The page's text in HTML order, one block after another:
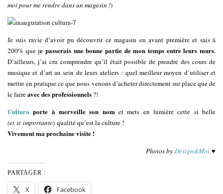
moi pour me rendre dans un magasin !)
Je suis ravie d’avoir pu découvrir ce magasin en avant première et sais à
200% que je passerais une bonne partie de mon temps entre leurs murs.
D’ailleurs, j’ai cru comprendre qu’il était possible de prendre des cours de
musique et d’art au sein de leurs ateliers : quel meilleur moyen d’utiliser et
mettre en pratique ce que nous venons d’acheter directement sur place que de
le faireavec des professionnels ?!
Cultura porte à merveille son nomet mets en lumière cette si belle
(et si importante) qualité qu’est la culture !
Vivement ma prochaine visite !
Photos by Design&Moi ♥
PARTAGER :
X Facebook